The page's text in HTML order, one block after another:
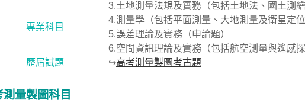
專業科目
3.土地測量法規及實務（包括土地法、國土測
4.測量學（包括平面測量、大地測量及衛星定
5.誤差理論及實務（申論題）
6.空間資訊理論及實務（包括航空測量與遙感
歷屆試題
↪高考測量製圖考古題
測量製圖科目